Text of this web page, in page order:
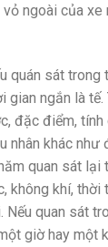
ngoài của xe
quán sát trong
gian ngắn là
đặc điểm,
nhân khác như
quan sát lại
không khí,
Nếu quan sát
giờ hay một